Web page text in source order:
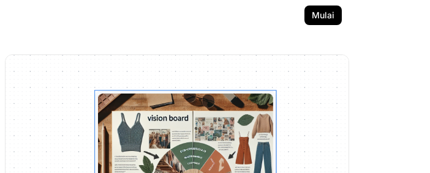
Mulai